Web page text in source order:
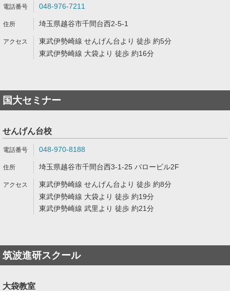
048-976-7211
埼玉県越谷市千間台西2-5-1
東武伊勢崎線 せんげん台より 徒歩 約5分
東武伊勢崎線 大袋より 徒歩 約16分
国大セミナー
せんげん台校
048-970-8188
埼玉県越谷市千間台西3-1-25 バロービル2F
東武伊勢崎線 せんげん台より 徒歩 約8分
東武伊勢崎線 大袋より 徒歩 約19分
東武伊勢崎線 武里より 徒歩 約21分
筑波進研スクール
大袋教室